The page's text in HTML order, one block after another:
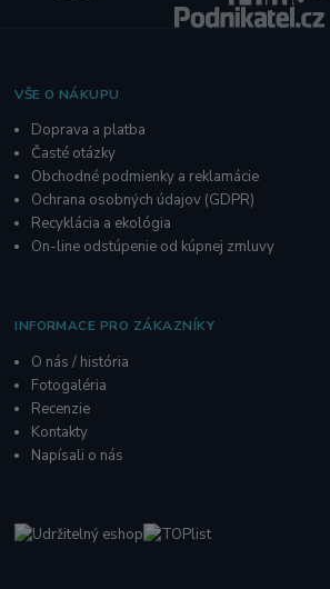
VŠE O NÁKUPU
Doprava a platba
Časté otázky
Obchodné podmienky a reklamácie
Ochrana osobných údajov (GDPR)
Recyklácia a ekológia
On-line odstúpenie od kúpnej zmluvy
INFORMACE PRO ZÁKAZNÍKY
O nás / história
Fotogaléria
Recenzie
Kontakty
Napísali o nás